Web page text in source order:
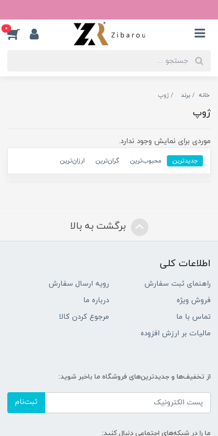
0
خانه برند ژوپ
ژوپ
موردی برای نمایش وجود ندارد.
جدیدترین محبوب‌ترین گران‌ترین ارزان‌ترین
برگشت به بالا
اطلاعات کلی
راهنمای ثبت سفارش
رویه ارسال سفارش
فروش ویژه
درباره ما
تماس با ما
مرجوع کردن کالا
مالیات بر ارزش افزوده
از تخفیف‌ها و جدیدترین‌های فروشگاه ما باخبر شوید:
ثبت‌نام
ما را در شبکه‌های اجتماعی دنبال کنید: